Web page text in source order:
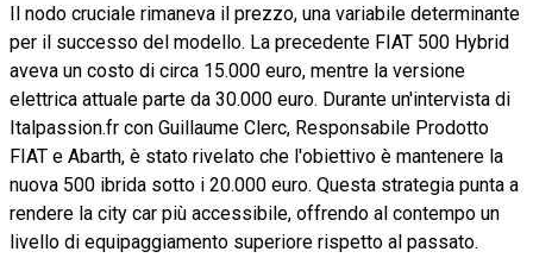
Il nodo cruciale rimaneva il prezzo, una variabile determinante
per il successo del modello. La precedente FIAT 500 Hybrid
aveva un costo di circa 15.000 euro, mentre la versione
elettrica attuale parte da 30.000 euro. Durante un'intervista di
Italpassion.fr con Guillaume Clerc, Responsabile Prodotto
FIAT e Abarth, è stato rivelato che l'obiettivo è mantenere la
nuova 500 ibrida sotto i 20.000 euro. Questa strategia punta a
rendere la city car più accessibile, offrendo al contempo un
livello di equipaggiamento superiore rispetto al passato.